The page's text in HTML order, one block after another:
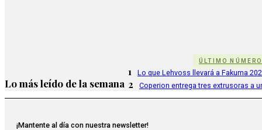
ÚLTIMO NÚMERO
Lo más leído de la semana
1 Lo que Lehvoss llevará a Fakuma
2 Coperion entrega tres extrusoras a
¡Mantente al día con nuestra newsletter!